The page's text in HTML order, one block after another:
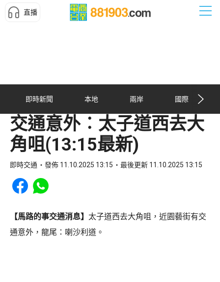
直播
即時新聞 本地 兩岸 國際
交通意外︰太子道西去大
角咀(13:15最新)
即時交通 發佈 11.10.2025 13:15 最後更新 11.10.2025 13:15
Share to Facebook
Share to WhatsApp
【馬路的事交通消息】 太子道西去大角咀，近園藝街有交
通意外，龍尾：喇沙利道。